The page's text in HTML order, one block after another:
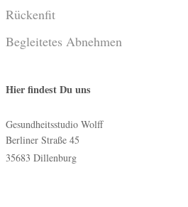
Rückenfit
Begleitetes Abnehmen
Hier findest Du uns
Gesundheitsstudio Wolff
Berliner Straße 45
35683 Dillenburg